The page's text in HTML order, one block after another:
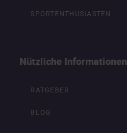
SPORTENTHUSIASTEN
Nützliche Informationen
RATGEBER
BLOG